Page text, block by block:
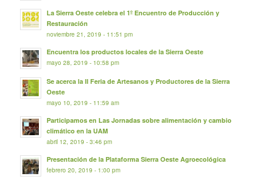
La Sierra Oeste celebra el 1º Encuentro de Producción y
Restauración
noviembre 21, 2019 - 11:51 pm
Encuentra los productos locales de la Sierra Oeste
mayo 28, 2019 - 10:58 pm
Se acerca la II Feria de Artesanos y Productores de la Sierra
Oeste
mayo 10, 2019 - 11:59 am
Participamos en Las Jornadas sobre alimentación y cambio
climático en la UAM
abril 12, 2019 - 3:46 pm
Presentación de la Plataforma Sierra Oeste Agroecológica
febrero 20, 2019 - 1:00 pm